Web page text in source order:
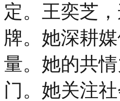
定。王奕芝
牌。她深耕
量。她的共
门。她关注